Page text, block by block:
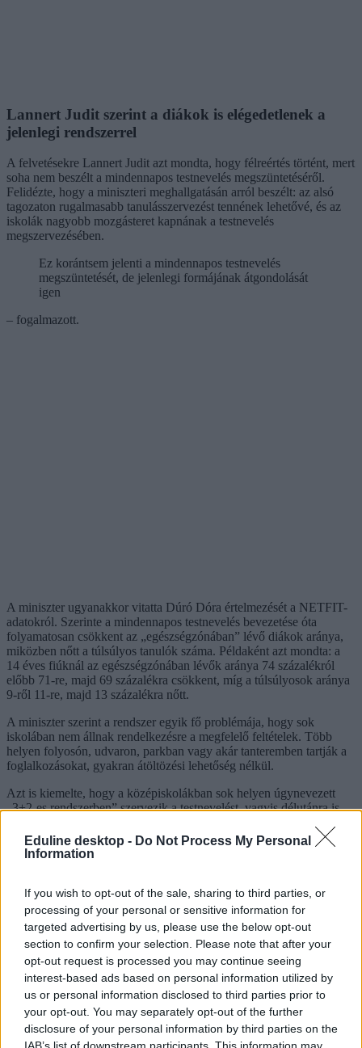
Eduline desktop - Do Not Process My Personal
Information
If you wish to opt-out of the sale, sharing to third parties, or
processing of your personal or sensitive information for
targeted advertising by us, please use the below opt-out
section to confirm your selection. Please note that after your
opt-out request is processed you may continue seeing
interest-based ads based on personal information utilized by
us or personal information disclosed to third parties prior to
your opt-out. You may separately opt-out of the further
disclosure of your personal information by third parties on the
IAB’s list of downstream participants. This information may
Lannert Judit szerint a diákok is elégedetlenek a
jelenlegi rendszerrel
A felvetésekre Lannert Judit azt mondta, hogy félreértés történt, mert
soha nem beszélt a mindennapos testnevelés megszüntetéséről.
Felidézte, hogy a miniszteri meghallgatásán arról beszélt: az alsó
tagozaton rugalmasabb tanulásszervezést tennének lehetővé, és az
iskolák nagyobb mozgásteret kapnának a testnevelés
megszervezésében.
Ez korántsem jelenti a mindennapos testnevelés
megszüntetését, de jelenlegi formájának átgondolását
igen
– fogalmazott.
A miniszter ugyanakkor vitatta Dúró Dóra értelmezését a NETFIT-
adatokról. Szerinte a mindennapos testnevelés bevezetése óta
folyamatosan csökkent az „egészségzónában” lévő diákok aránya,
miközben nőtt a túlsúlyos tanulók száma. Példaként azt mondta: a
14 éves fiúknál az egészségzónában lévők aránya 74 százalékról
előbb 71-re, majd 69 százalékra csökkent, míg a túlsúlyosok aránya
9-ről 11-re, majd 13 százalékra nőtt.
A miniszter szerint a rendszer egyik fő problémája, hogy sok
iskolában nem állnak rendelkezésre a megfelelő feltételek. Több
helyen folyosón, udvaron, parkban vagy akár tanteremben tartják a
foglalkozásokat, gyakran átöltözési lehetőség nélkül.
Azt is kiemelte, hogy a középiskolákban sok helyen úgynevezett
„3+2-es rendszerben” szervezik a testnevelést, vagyis délutánra is
Lannert Judit arról is beszélt, hogy a jelenlegi szabályozás túl
előfordulhat, hogy a diákok abbahagyják korábbi sportegyesületi
tevékenységeiket. A KSH adataira hivatkozva azt mondta: csökkent
a fiatalok egyesületi tagsága.
A miniszter szerint az Oktatási és Gyermekjogi Minisztérium
tanácskozásán részt vevő diákszervezetek képviselői is
elégedetlenségüket fejezték ki a jelenlegi rendszerrel kapcsolatban,
és nagyobb beleszólást szeretnének az iskolai sportolási
lehetőségekbe.
Dúró Dóra a válasz után azt mondta: nem tudja elfogadni a miniszter